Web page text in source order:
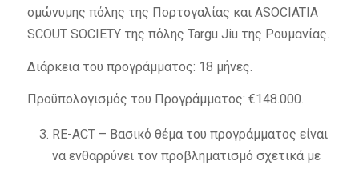
ομώνυμης πόλης της Πορτογαλίας και ASOCIATIA
SCOUT SOCIETY της πόλης Targu Jiu της Ρουμανίας.
Διάρκεια του προγράμματος: 18 μήνες.
Προϋπολογισμός του Προγράμματος: €148.000.
RE-ACT – Βασικό θέμα του προγράμματος είναι
να ενθαρρύνει τον προβληματισμό σχετικά με